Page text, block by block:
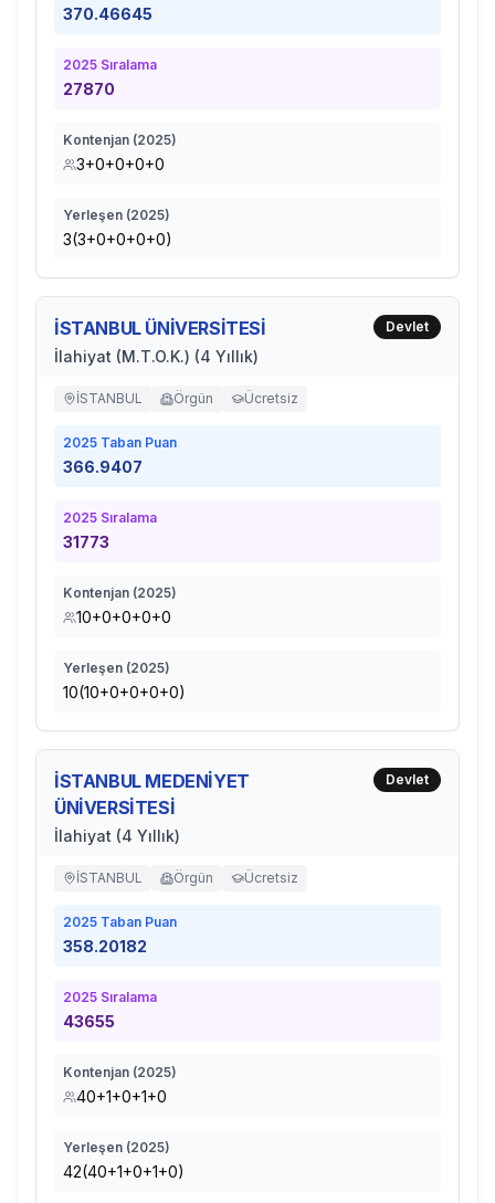
370.46645
2025 Sıralama
27870
Kontenjan (2025)
3+0+0+0+0
Yerleşen (2025)
3(3+0+0+0+0)
İSTANBUL ÜNİVERSİTESİ
İlahiyat (M.T.O.K.) (4 Yıllık)
Devlet
İSTANBUL Örgün Ücretsiz
2025 Taban Puan
366.9407
2025 Sıralama
31773
Kontenjan (2025)
10+0+0+0+0
Yerleşen (2025)
10(10+0+0+0+0)
İSTANBUL MEDENİYET
ÜNİVERSİTESİ
İlahiyat (4 Yıllık)
Devlet
İSTANBUL Örgün Ücretsiz
2025 Taban Puan
358.20182
2025 Sıralama
43655
Kontenjan (2025)
40+1+0+1+0
Yerleşen (2025)
42(40+1+0+1+0)